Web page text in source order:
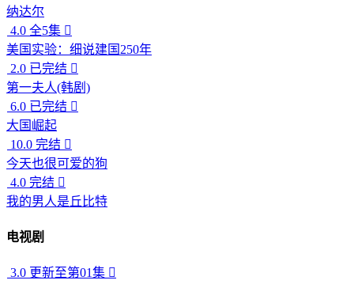
纳达尔
4.0 全5集 
美国实验：细说建国250年
2.0 已完结 
第一夫人(韩剧)
6.0 已完结 
大国崛起
10.0 完结 
今天也很可爱的狗
4.0 完结 
我的男人是丘比特
电视剧
3.0 更新至第01集 